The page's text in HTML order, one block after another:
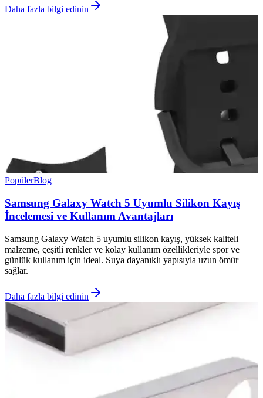
Daha fazla bilgi edinin
PopülerBlog
Samsung Galaxy Watch 5 Uyumlu Silikon Kayış
İncelemesi ve Kullanım Avantajları
Samsung Galaxy Watch 5 uyumlu silikon kayış, yüksek kaliteli
malzeme, çeşitli renkler ve kolay kullanım özellikleriyle spor ve
günlük kullanım için ideal. Suya dayanıklı yapısıyla uzun ömür
sağlar.
Daha fazla bilgi edinin